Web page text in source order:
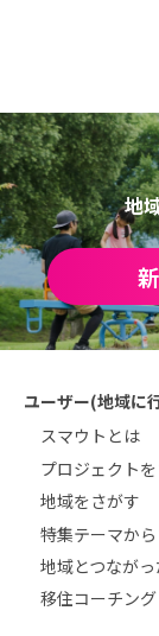
地
ユーザー(地域に
スマウトとは
プロジェクト
地域をさがす
特集テーマか
地域とつなが
移住コーチング